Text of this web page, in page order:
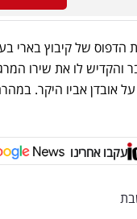
הדפוס של קיבוץ בארי
פנה לחן, הבן של אריק הרשב"צ שנרצח ב-7 באוקטובר והקדיש לו את
אובדן אביו היקר.
עקבו אחרינו